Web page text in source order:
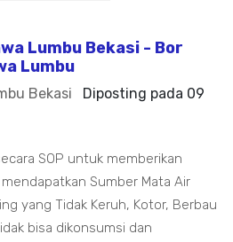
Lumbu Bekasi - Bor
Lumbu
Bekasi Diposting pada 09
SOP untuk memberikan
Sumber Mata Air
yang Tidak Keruh, Kotor, Berbau
bisa dikonsumsi dan